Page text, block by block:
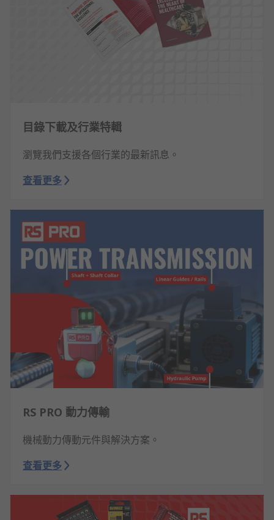
目錄下載及行業特輯
瀏覽我們支援各個行業的最新訊息。
查看更多
RS PRO 動力傳輸
機械動力傳動元件與解決方案。
查看更多